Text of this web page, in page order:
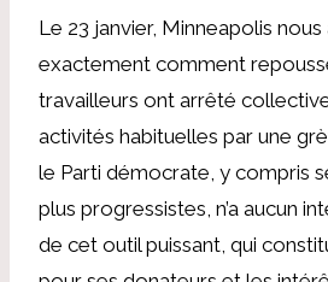
Le 23 janvier, Minneapolis
exactement comment
travailleurs ont arrêté
activités habituelles par une
le Parti démocrate, y compris
plus progressistes, n’a aucun
de cet outil puissant, qui